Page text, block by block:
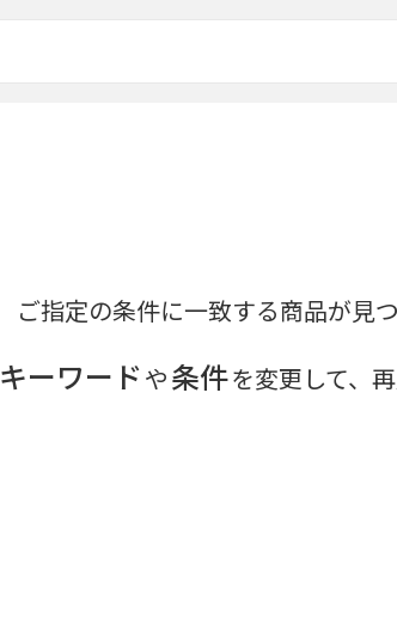
ご指定の条件に一致する商品が見
キーワードや条件を変更して、